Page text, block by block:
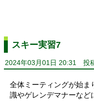
スキー実習7
2024年03月01日 20:31 投
全体ミーティングが始ま
識やゲレンデマナーなど